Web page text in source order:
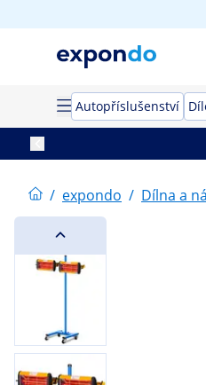
Autopříslušenství
/ expondo / Dílna a